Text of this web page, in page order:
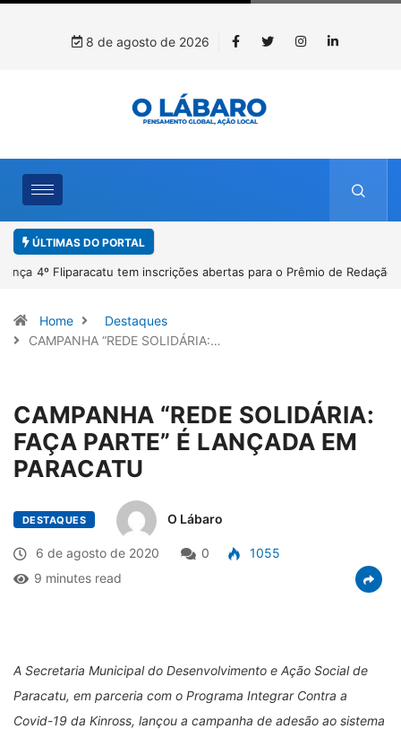
8 de agosto de 2026
ÚLTIMAS DO PORTAL
4º Fliparacatu tem inscrições abertas para o Prêmio de Redação e
Home
Destaques
CAMPANHA “REDE SOLIDÁRIA:…
CAMPANHA “REDE SOLIDÁRIA:
FAÇA PARTE” É LANÇADA EM
PARACATU
DESTAQUES O Lábaro
6 de agosto de 2020 0
1055
9 minutes read
A Secretaria Municipal do Desenvolvimento e Ação Social de
Paracatu, em parceria com o Programa Integrar Contra a
Covid-19 da Kinross, lançou a campanha de adesão ao sistema